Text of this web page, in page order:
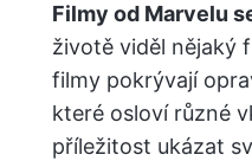
Filmy od Marvelu
životě viděl nějaký
filmy pokrývají
které osloví různé
příležitost ukázat